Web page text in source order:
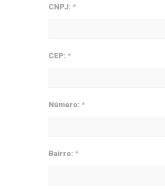
CNPJ: *
CEP: *
Número: *
Bairro: *